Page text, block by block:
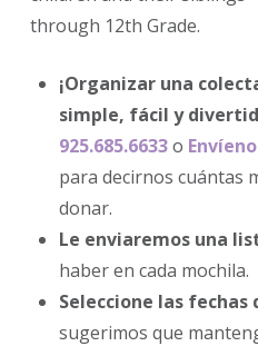
through 12th Grade.
¡Organizar una
simple, fácil y
925.685.6633o
para decirnos cuántas
donar.
Le enviaremos una
haber en cada mochila.
Seleccione las fechas
sugerimos que